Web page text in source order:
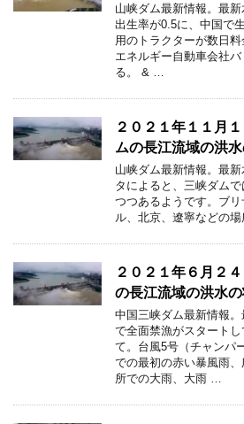
山峡ダム最新情報。最
出生率が0.5に、中国で
用のトラクターが数日
エネルギー自動車会社
る。 & …
２０２１年１１月
ムの長江流域の洪水
山峡ダム最新情報。最
タによると、三峡ダム
つつあるようです。ブ
ル、北京、遼寧などの
２０２１年６月２
の長江流域の洪水の
中国三峡ダム最新情報
で全面禁漁がスタート
て。台風5号（チャンパ
での最初の赤い暴風雨
所での大雨、大雨 …